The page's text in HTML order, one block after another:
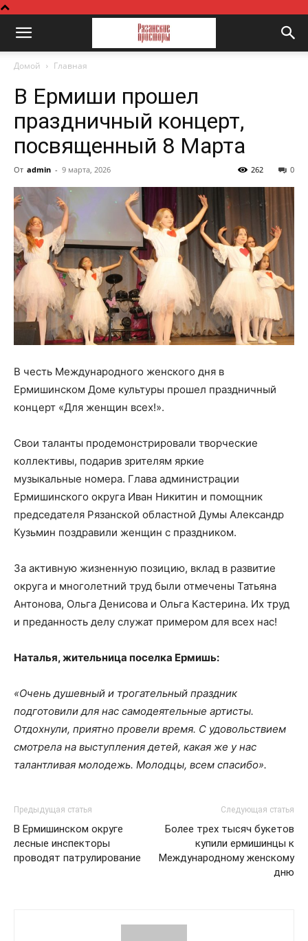
Домой Главная
В Ермиши прошел
праздничный концерт,
посвященный 8 Марта
От admin - 9 марта, 2026 0
262
В честь Международного женского дня в
Ермишинском Доме культуры прошел праздничный
концерт «Для женщин всех!».
Свои таланты продемонстрировали творческие
коллективы, подарив зрителям яркие
музыкальные номера. Глава администрации
Ермишинского округа Иван Никитин и помощник
председателя Рязанской областной Думы Александр
Кузьмин поздравили женщин с праздником.
За активную жизненную позицию, вклад в развитие
округа и многолетний труд были отмечены Татьяна
Антонова, Ольга Денисова и Ольга Кастерина. Их труд
и преданность делу служат примером для всех нас!
Наталья, жительница поселка Ермишь:
«Очень душевный и трогательный праздник
подготовили для нас самодеятельные артисты.
Отдохнули, приятно провели время. С удовольствием
смотрела на выступления детей, какая же у нас
талантливая молодежь. Молодцы, всем спасибо».
Предыдущая статья
В Ермишинском округе
лесные инспекторы
проводят патрулирование
Следующая статья
Более трех тысяч букетов
купили ермишинцы к
Международному женскому
дню